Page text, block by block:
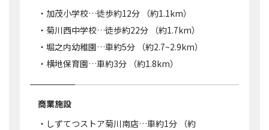
・加茂小学校…徒歩約12分 （約1.1km）
・菊川西中学校…徒歩約22分 （約1.7km）
・堀之内幼稚園…車約5分 （約2.7~2.9km）
・横地保育園…車約3分 （約1.8km）
商業施設
・しずてつストア菊川南店…車約1分 （約